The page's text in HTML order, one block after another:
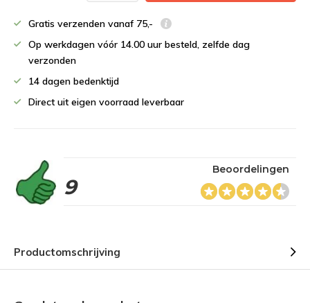
Gratis verzenden vanaf 75,-
Op werkdagen vóór 14.00 uur besteld, zelfde dag
verzonden
14 dagen bedenktijd
Direct uit eigen voorraad leverbaar
9
Beoordelingen
Productomschrijving